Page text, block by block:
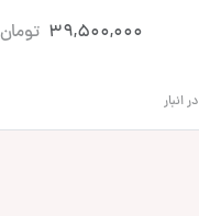
39,500,000 تومان
انبار